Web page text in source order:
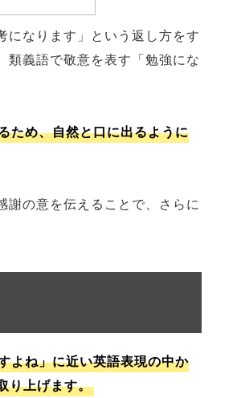
になります」という返し方をす
類義語で敬意を表す「勉強にな
ため、自然と口に出るように
謝の意を伝えることで、さらに
よね」に近い英語表現の中か
上げます。